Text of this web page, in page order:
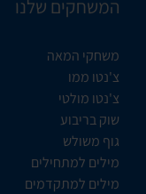
המשחקים שלנו
משחקי המאה
צ'נטו ממו
צ'נטו מולטי
שוק בריבוע
גוף משולש
מילים למתחילים
מילים למתקדמים